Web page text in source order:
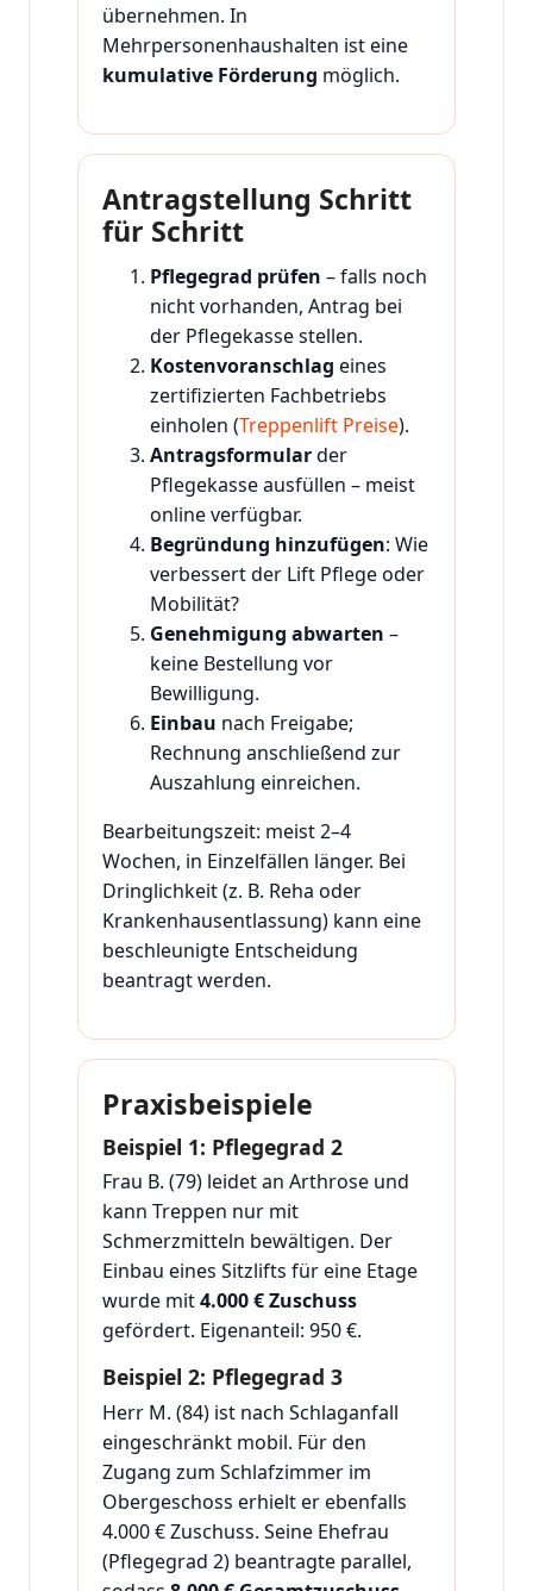
übernehmen. In
Mehrpersonenhaushalten ist eine
kumulative Förderung möglich.
Antragstellung Schritt
für Schritt
Pflegegrad prüfen – falls noch
nicht vorhanden, Antrag bei
der Pflegekasse stellen.
Kostenvoranschlag eines
zertifizierten Fachbetriebs
einholen (Treppenlift Preise).
Antragsformularder
Pflegekasse ausfüllen – meist
online verfügbar.
Begründung hinzufügen: Wie
verbessert der Lift Pflege oder
Mobilität?
Genehmigung abwarten –
keine Bestellung vor
Bewilligung.
Einbau nach Freigabe;
Rechnung anschließend zur
Auszahlung einreichen.
Bearbeitungszeit: meist 2–4
Wochen, in Einzelfällen länger. Bei
Dringlichkeit (z. B. Reha oder
Krankenhausentlassung) kann eine
beschleunigte Entscheidung
beantragt werden.
Praxisbeispiele
Beispiel 1: Pflegegrad 2
Frau B. (79) leidet an Arthrose und
kann Treppen nur mit
Schmerzmitteln bewältigen. Der
Einbau eines Sitzlifts für eine Etage
wurde mit4.000 € Zuschuss
gefördert. Eigenanteil: 950 €.
Beispiel 2: Pflegegrad 3
Herr M. (84) ist nach Schlaganfall
eingeschränkt mobil. Für den
Zugang zum Schlafzimmer im
Obergeschoss erhielt er ebenfalls
4.000 € Zuschuss. Seine Ehefrau
(Pflegegrad 2) beantragte parallel,